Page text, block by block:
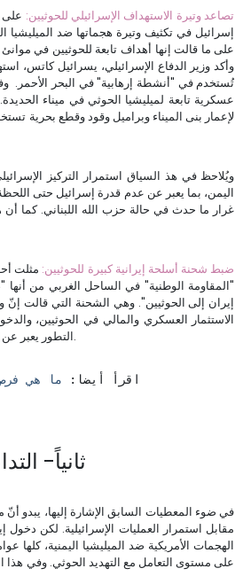
4- تصاعد وتيرة الاستهداف الإسرائيلي للحوثيين: على
إسرائيل في تكثيف وتيرة هجماتها ضد الميليشيا
على ما قالت إنها أهداف تابعة للحوثيين في
وأكد وزير الدفاع الإسرائيلي، يسرائيل كاتس،
تُستخدم في "أنشطة إرهابية" في البحر الأحمر. وفي 21 يوليو
عسكرية تابعة لميليشيا الحوثي في ميناء
لإعمار بنى الميناء وبراميل وقود وقطع بحرية
ويُلاحظ في هذ السياق استمرار التركيز
اليمن، بما يعبر عن عدم قدرة إسرائيل حتى
غرار ما حدث في حالة حزب الله اللبناني. كما
5- ضبط شحنة أسلحة إيرانية كبيرة للحوثيين: مثلت
الاستثمار العسكري والمالي في الحوثيين،
التطور يعبر عن افتراض سابق مفاده أنّ التصعيد الحوثي الأخير جاء بضوء أخضر إيراني.
اقرأ أيضا: ما هي
ثانياً-
في ضوء المعطيات السابق الإشارة إليها، يبدو
مقابل استمرار العمليات الإسرائيلية. لكن
الهجمات الأمريكية ضد الميليشيا اليمنية،
على مستوى التعامل مع التهديد الحوثي. وفي